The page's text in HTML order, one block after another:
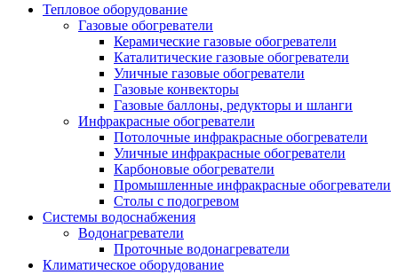
Тепловое оборудование
Газовые обогреватели
Керамические газовые обогреватели
Каталитические газовые обогреватели
Уличные газовые обогреватели
Газовые конвекторы
Газовые баллоны, редукторы и шланги
Инфракрасные обогреватели
Потолочные инфракрасные обогреватели
Уличные инфракрасные обогреватели
Карбоновые обогреватели
Промышленные инфракрасные обогреватели
Столы с подогревом
Системы водоснабжения
Водонагреватели
Проточные водонагреватели
Климатическое оборудование